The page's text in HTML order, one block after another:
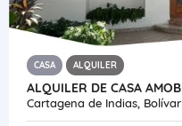
CASA ALQUILER
Cartagena de Indias, Bolívar